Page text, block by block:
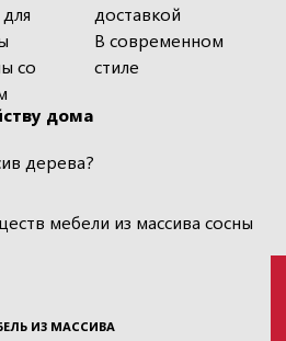
со
доставкой
В современном
стиле
дома
дерева?
мебели из массива сосны
ИЗ МАССИВА